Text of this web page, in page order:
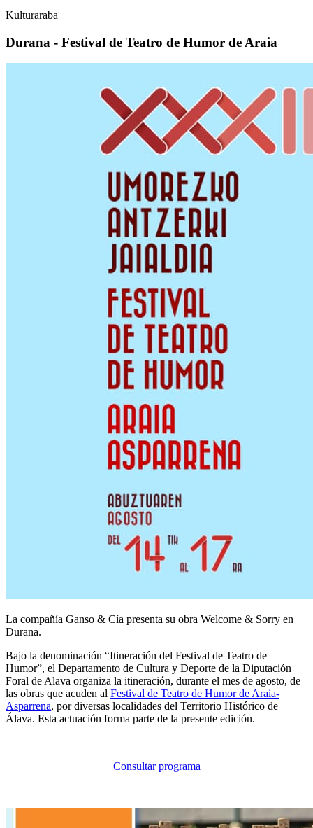
Kulturaraba
Durana - Festival de Teatro de Humor de Araia
La compañía Ganso & Cía presenta su obra Welcome & Sorry en
Durana.
Bajo la denominación “Itineración del Festival de Teatro de
Humor”, el Departamento de Cultura y Deporte de la Diputación
Foral de Alava organiza la itineración, durante el mes de agosto, de
las obras que acuden al Festival de Teatro de Humor de Araia-
Asparrena, por diversas localidades del Territorio Histórico de
Álava. Esta actuación forma parte de la presente edición.
Consultar programa